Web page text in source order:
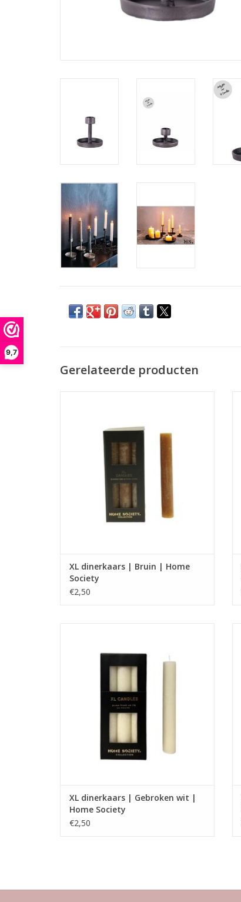
9,7
Gerelateerde producten
Afmeting : 3.2 x 3.2 x 24
Brandtijd tot 24 uur
XL dinerkaars | Bruin | Home
Society
€2,50
Home Society
Afmeting : 3.2 x 3.2 x 24
XL dinerkaars | Gebroken wit |
Home Society
€2,50